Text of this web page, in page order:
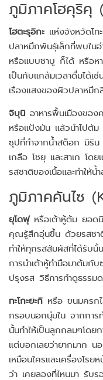
ภูมิภาคโฮคุริคุ
โฮตะรุอิกะ แห่งจังหวัดโท
ปลาหมึกพันธุ์เล็กที่พบในอ่
หรือแบบชาบู ก็ได้ หรือหา
เป็นกับแกล้มเวลาดื่มได้
เรืองแสงของผิวปลาหมึ
จิบุนิ อาหารพื้นเมืองของ
หรือแป้งมัน แล้วนำไปต้ม
ซุปที่ทำจากน้ำสต็อก มิริน
เกลือ โชยุ และสาเก โด
รสชาติของเนื้อและทำให้
ภูมิภาคคันไซ
ยุโดฟุหรือเต้าหู้ต้ม ยอดนิ
คุณรู้สึกอุ่นขึ้น ด้วยรสชาติ
ทำให้ทุกรสสัมผัสที่ได้รับนั้
การนำเต้าหู้ทำมือมาต้มกั
ปรุงรส วิธีการทำดูธรรม
ทะโกะยะกิ หรือ ขนมครก
กรอบนอกนุ่มใน จากการ
นั้นทำให้เป็นลูกกลมๆโดย
แต่บอกเลยว่ายากมาก
เหมือนใครและเครื่องโร
ว่า เคยลองที่ไหนมา รับร